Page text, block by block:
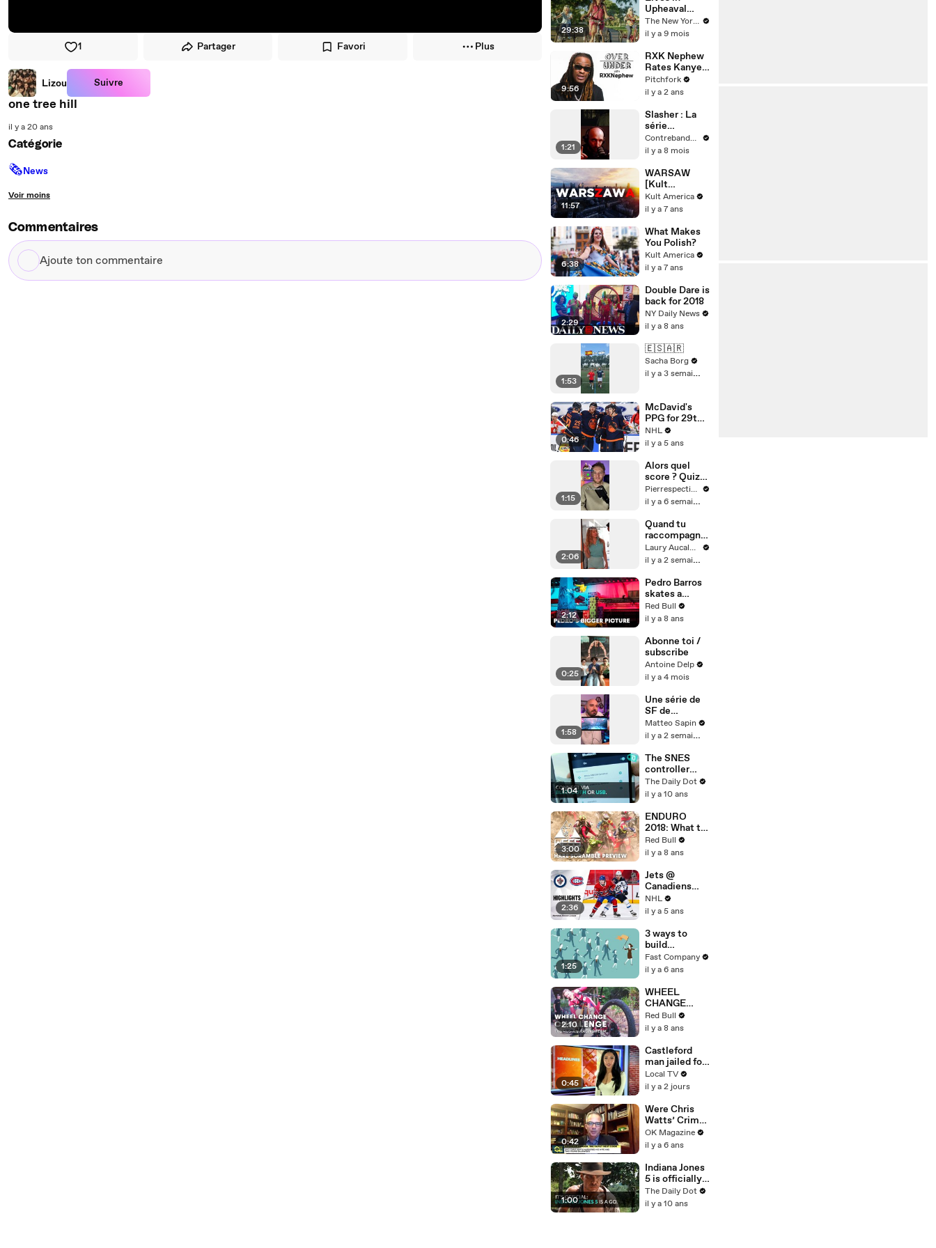
1 Partager Favori Plus
Lizou Suivre
one tree hill
il y a 20 ans
Catégorie
🗞News
Voir moins
Commentaires
Ajoute
ton
29:38
Upheaval
After an
Eviction, in
Lake Trinity”
The New Yorker
il y a 9 mois
9:56
RXK Nephew
Rates Kanye,
Chemtrails,
and Hennessy
Pitchfork
il y a 2 ans
1:21
Slasher : La
série
d'anthologie
Netflix où
est un
nouveau
massacre
intelligent et
jouissif
Contrebande Films
il y a 8 mois
11:57
WARSAW
[Kult
America]
Kult America
il y a 7 ans
6:38
What Makes
You Polish?
Kult America
il y a 7 ans
2:29
Double Dare is
back for 2018
NY Daily News
il y a 8 ans
1:53
🇪🇸🇦🇷
Sacha Borg
il y a 3 semaines
0:46
McDavid's
PPG for 29th
goal of season
NHL
il y a 5 ans
1:15
Alors quel
score ? Quiz
littératurePierrespectives
il y a 6 semaines
2:06
Quand tu
raccompagne
s ton date
chez elle
Laury Aucalme
il y a 2 semaines
2:12
Pedro Barros
skates a
virtual globe.
Red Bull
il y a 8 ans
0:25
Abonne toi /
subscribe
Antoine Delp
il y a 4 mois
1:58
Une série de
SF de
AppleTV
Matteo Sapin
il y a 2 semaines
1:04
The SNES
controller
your phone
needs.
The Daily Dot
il y a 10 ans
3:00
ENDURO
2018: What to
expect at
Erzbergrodeo
Scramble.
Red Bull
il y a 8 ans
2:36
Jets @
Canadiens
4/30/21 | NHL
Highlights
NHL
il y a 5 ans
1:25
3 ways to
build
influence at
work
Fast Company
il y a 6 ans
2:10
WHEEL
CHANGE
CHALLENGE:
How fast can
a wheel?
Red Bull
il y a 8 ans
0:45
Castleford
man jailed for
child sex
offences
Local TV
il y a 2 jours
0:42
Were Chris
Watts’ Crimes
Premeditated
? Expert On
Weighs In
OK Magazine
il y a 6 ans
1:00
Indiana Jones
5 is officially
happening
The Daily Dot
il y a 10 ans